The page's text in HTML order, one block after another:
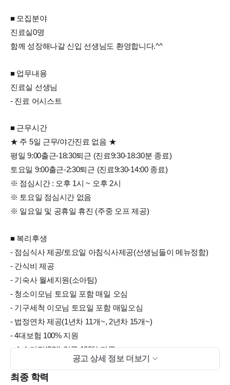
■ 모집분야
진료실0명
함께 성장해나갈 신입 선생님도 환영합니다.^^
■ 업무내용
진료실 선생님
- 진료 어시스트
■ 근무시간
★ 주 5일 근무/야간진료 없음 ★
평일 9:00출근-18:30퇴근 (진료9:30-18:30분 종료)
토요일 9:00출근-2:30퇴근 (진료9:30-14:00 종료)
※ 점심시간 : 오후 1시 ~ 오후 2시
※ 토요일 점심시간 없음
※ 일요일 및 공휴일 휴진 (주중 오프 제공)
■ 복리후생
- 점심식사 제공/토요일 아침식사제공(선생님들이 메뉴정함)
- 간식비 제공
- 기숙사 월세지원(소아팀)
- 청소이모님 토요일 포함 매일 오심
- 기구세척 이모님 토요일 포함 매일오심
- 법정연차 제공(1년차 11개~, 2년차 15개~)
- 4대보험 100% 지원
- 수습기간(2달) 임금 100% 지급
- 명절 상여금 지급
공고 상세 정보 더보기
최종 학력